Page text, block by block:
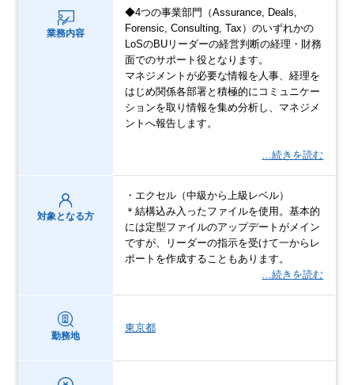
業務内容
◆4つの事業部門（Assurance, Deals,
Forensic, Consulting, Tax）のいずれかの
LoSのBUリーダーの経営判断の経理・財務
面でのサポート役となります。
マネジメントが必要な情報を人事、経理を
はじめ関係各部署と積極的にコミュニケー
ションを取り情報を集め分析し、マネジメ
ントへ報告します。
…続きを読む
対象となる方
・エクセル（中級から上級レベル）
＊結構込み入ったファイルを使用。基本的
には定型ファイルのアップデートがメイン
ですが、リーダーの指示を受けて一からレ
ポートを作成することもあります。
…続きを読む
勤務地
東京都